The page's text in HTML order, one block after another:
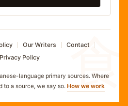
食
Our Writers
Contact
Privacy Policy
language primary sources. Where
to a source, we say so. How we work